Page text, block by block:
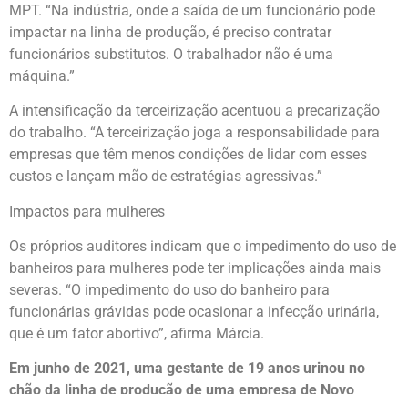
MPT. “Na indústria, onde a saída de um funcionário pode
impactar na linha de produção, é preciso contratar
funcionários substitutos. O trabalhador não é uma
máquina.”
A intensificação da terceirização acentuou a precarização
do trabalho. “A terceirização joga a responsabilidade para
empresas que têm menos condições de lidar com esses
custos e lançam mão de estratégias agressivas.”
Impactos para mulheres
Os próprios auditores indicam que o impedimento do uso de
banheiros para mulheres pode ter implicações ainda mais
severas. “O impedimento do uso do banheiro para
funcionárias grávidas pode ocasionar a infecção urinária,
que é um fator abortivo”, afirma Márcia.
Em junho de 2021, uma gestante de 19 anos urinou no
chão da linha de produção de uma empresa de Novo